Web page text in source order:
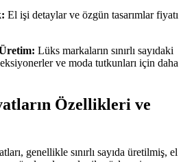
El işi detaylar ve özgün tasarımlar fiyatı
Lüks markaların sınırlı sayıdaki
ve moda tutkunları için daha
Özellikleri ve
genellikle sınırlı sayıda üretilmiş, el